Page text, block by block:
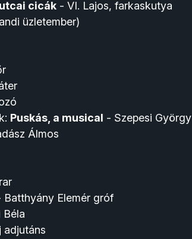
cicák - VI. Lajos, farkaskutya
üzletember)
Puskás, a musical - Szepesi György
Álmos
Batthyány Elemér gróf
adjutáns